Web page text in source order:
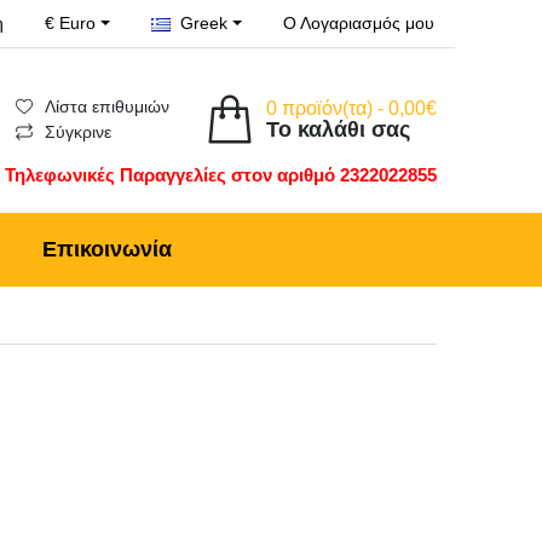
€ Euro Greek Ο Λογαριασμός μου
Λίστα επιθυμιών
Σύγκρινε
Το καλάθι σας
0 προϊόν(τα) - 0,00€
Τηλεφωνικές Παραγγελίες στον αριθμό 2322022855
Επικοινωνία